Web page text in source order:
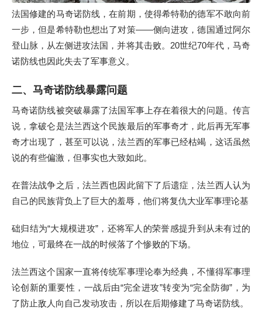
法国修建的马奇诺防线，在前期，使得希特勒的德军不敢向前
一步，但是希特勒也想出了对策――侧向进攻，德国通过阿尔
登山脉，从左侧进攻法国，并将其击败。20世纪70年代，马奇
诺防线也因此失去了军事意义。
二、马奇诺防线暴露问题
马奇诺防线被突破暴露了法国军事上存在着很大的问题。传言
说，拿破仑是法兰西这个民族最后的军事奇才，此后再无军事
奇才出现了，甚至可以说，法兰西的军事已经枯竭，这话虽然
说的有些偏激，但事实也大致如此。
在普法战争之后，法兰西也因此留下了后遗症，法兰西人认为
自己的民族背负上了巨大的羞辱，他们将复仇大业军事理论基
础归结为“大规模进攻”，还将军人的荣誉感提升到从未有过的
地位，可最终在一战的时候落了个惨败的下场。
法兰西这个国家一直将传统军事理论奉为经典，不懂得军事理
论创新的重要性，一战后由“完全进攻”转变为“完全防御”，为
了防止敌人向自己发动攻击，所以在后期修建了马奇诺防线。